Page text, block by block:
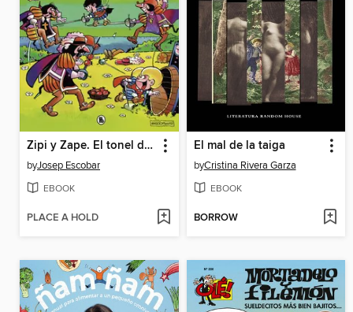
Zipi y Zape. El tonel del tiempo
byJosep Escobar
EBOOK
PLACE A HOLD
El mal de la taiga
byCristina Rivera Garza
EBOOK
BORROW